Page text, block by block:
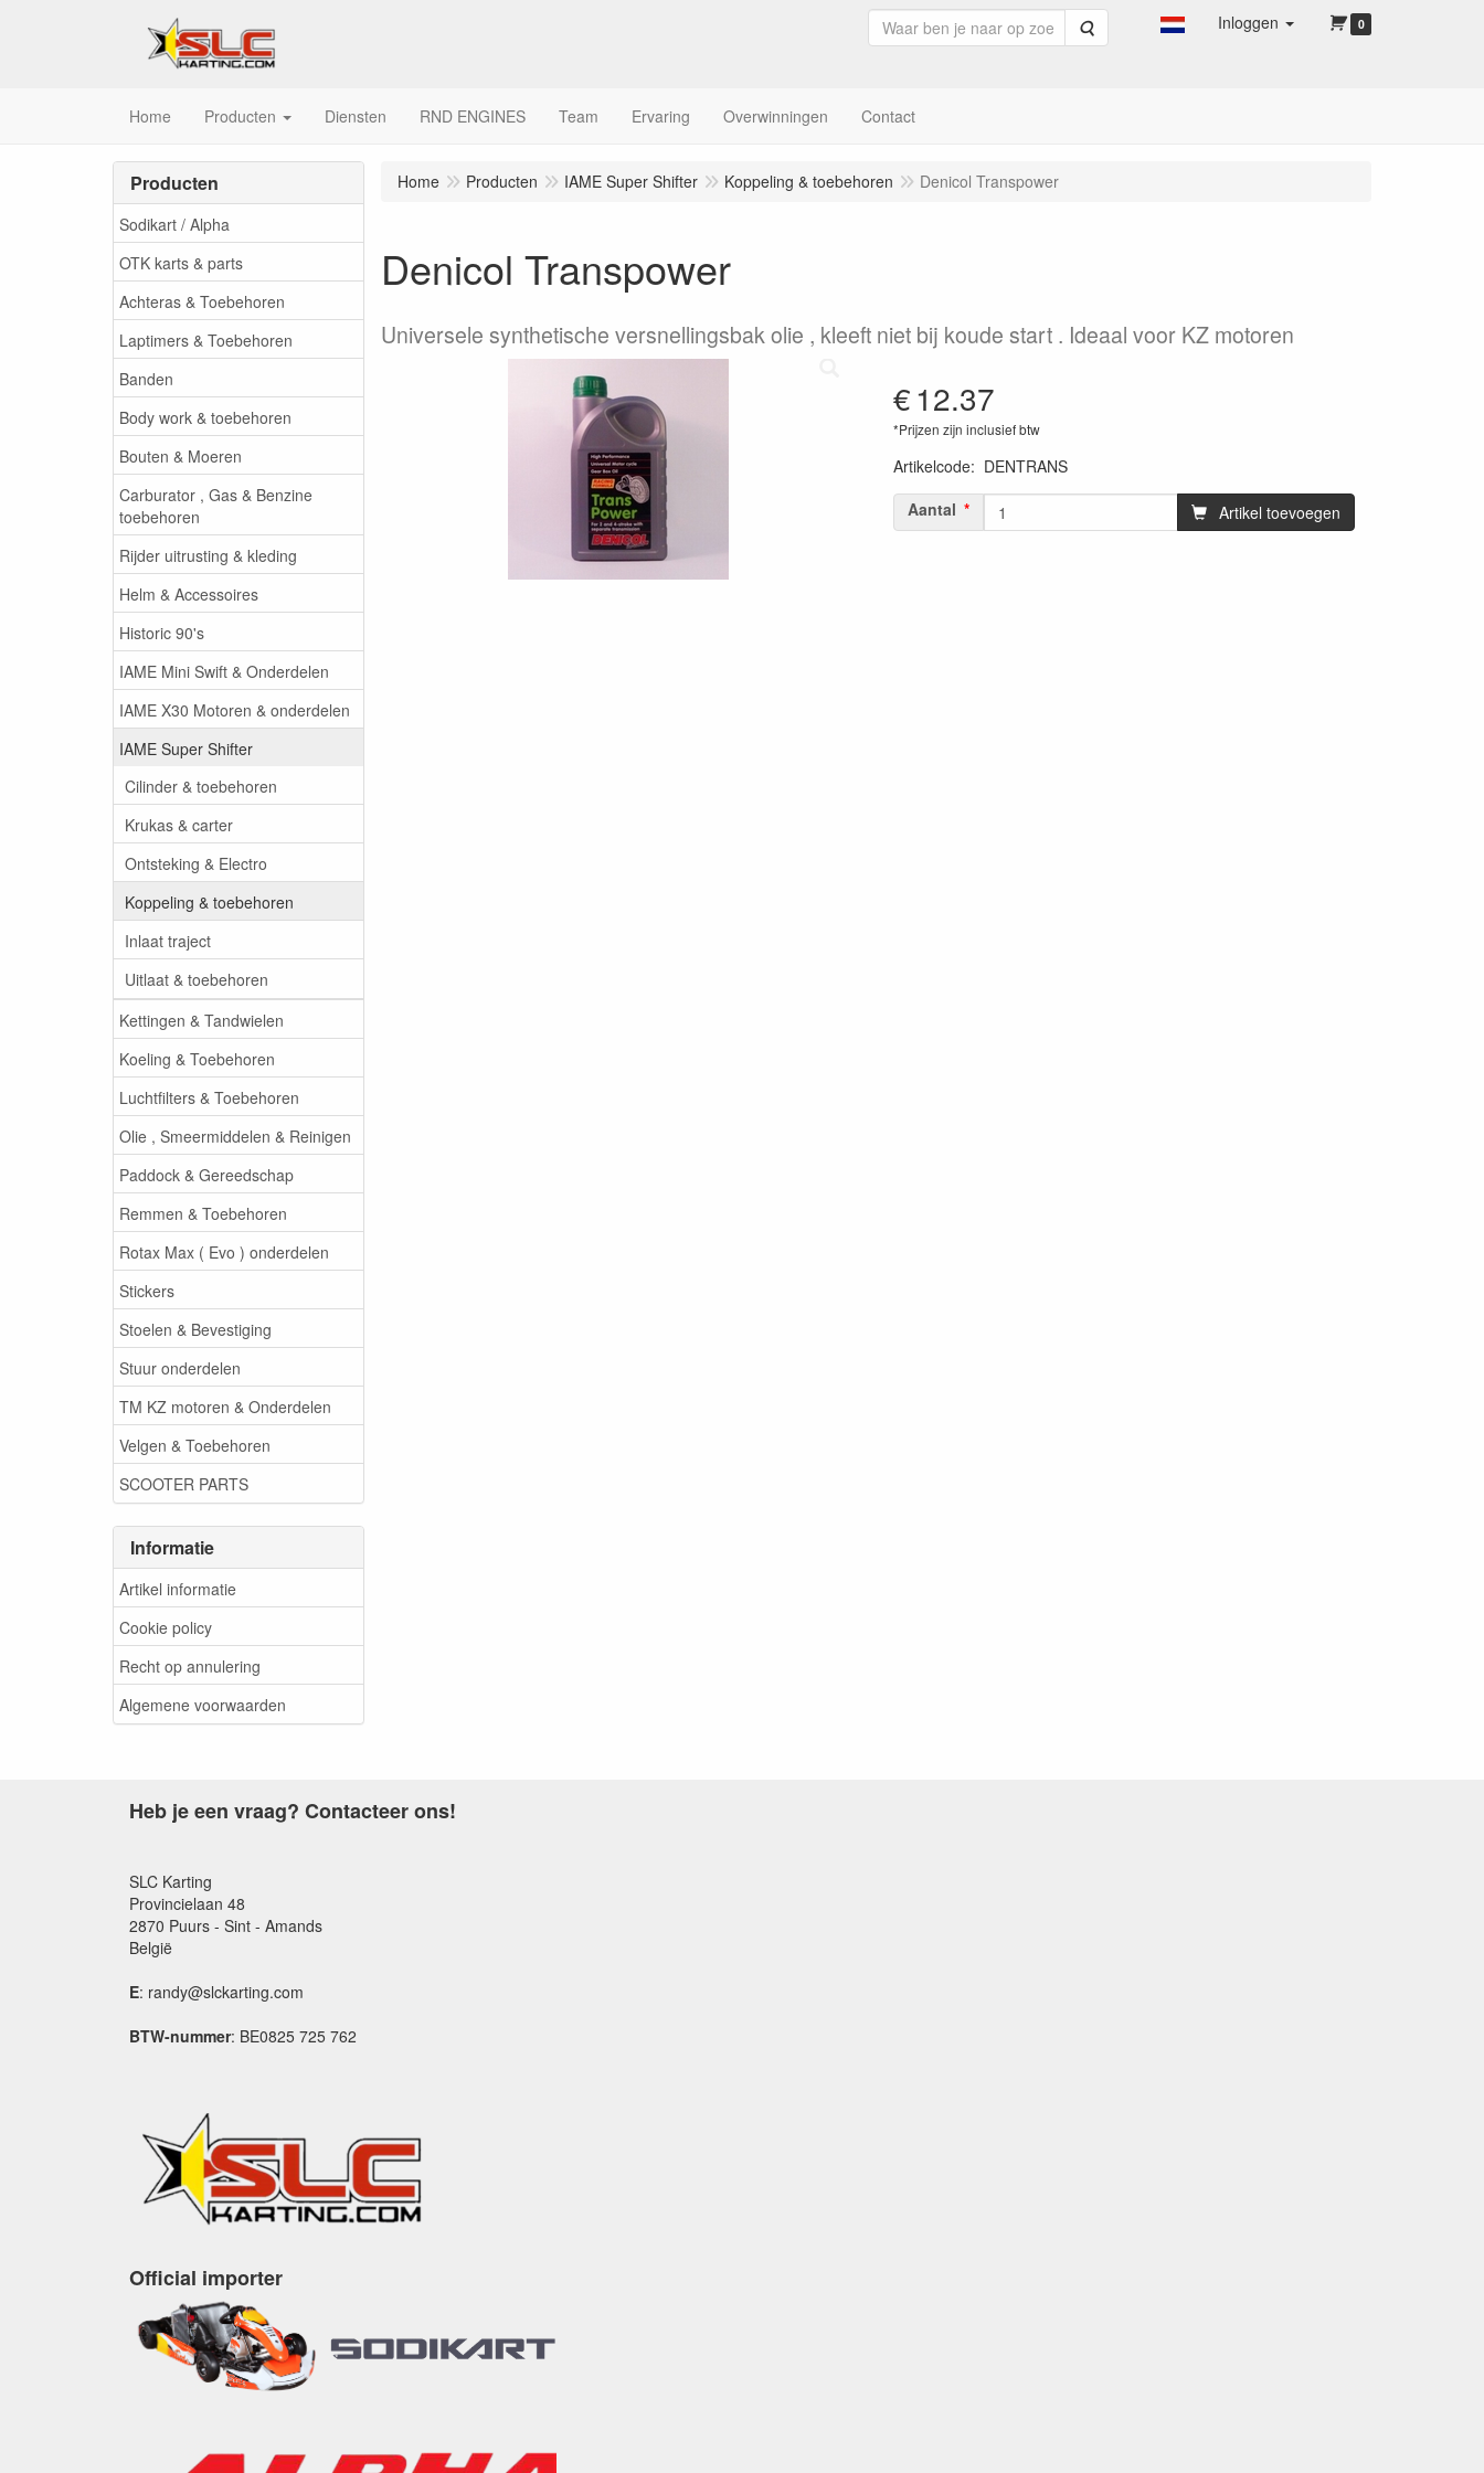
Zoeken Inloggen 0
Home Producten Diensten RND ENGINES Team Ervaring Overwinningen Contact
Producten
Sodikart / Alpha
OTK karts & parts
Achteras & Toebehoren
Laptimers & Toebehoren
Banden
Body work & toebehoren
Bouten & Moeren
Carburator , Gas & Benzine
toebehoren
Rijder uitrusting & kleding
Helm & Accessoires
Historic 90's
IAME Mini Swift & Onderdelen
IAME X30 Motoren & onderdelen
IAME Super Shifter
Cilinder & toebehoren
Krukas & carter
Ontsteking & Electro
Koppeling & toebehoren
Inlaat traject
Uitlaat & toebehoren
Kettingen & Tandwielen
Koeling & Toebehoren
Luchtfilters & Toebehoren
Olie , Smeermiddelen & Reinigen
Paddock & Gereedschap
Remmen & Toebehoren
Rotax Max ( Evo ) onderdelen
Stickers
Stoelen & Bevestiging
Stuur onderdelen
TM KZ motoren & Onderdelen
Velgen & Toebehoren
SCOOTER PARTS
Informatie
Artikel informatie
Cookie policy
Recht op annulering
Algemene voorwaarden
Home Producten IAME Super Shifter Koppeling & toebehoren Denicol Transpower
Denicol Transpower
Universele synthetische versnellingsbak olie , kleeft niet bij koude start . Ideaal voor KZ motoren
€12.37
*Prijzen zijn inclusief btw
Artikelcode: DENTRANS
Aantal
Artikel toevoegen
Heb je een vraag? Contacteer ons!
SLC Karting
Provincielaan 48
2870 Puurs - Sint - Amands
België
E: randy@slckarting.com
BTW-nummer: BE0825 725 762
Official importer